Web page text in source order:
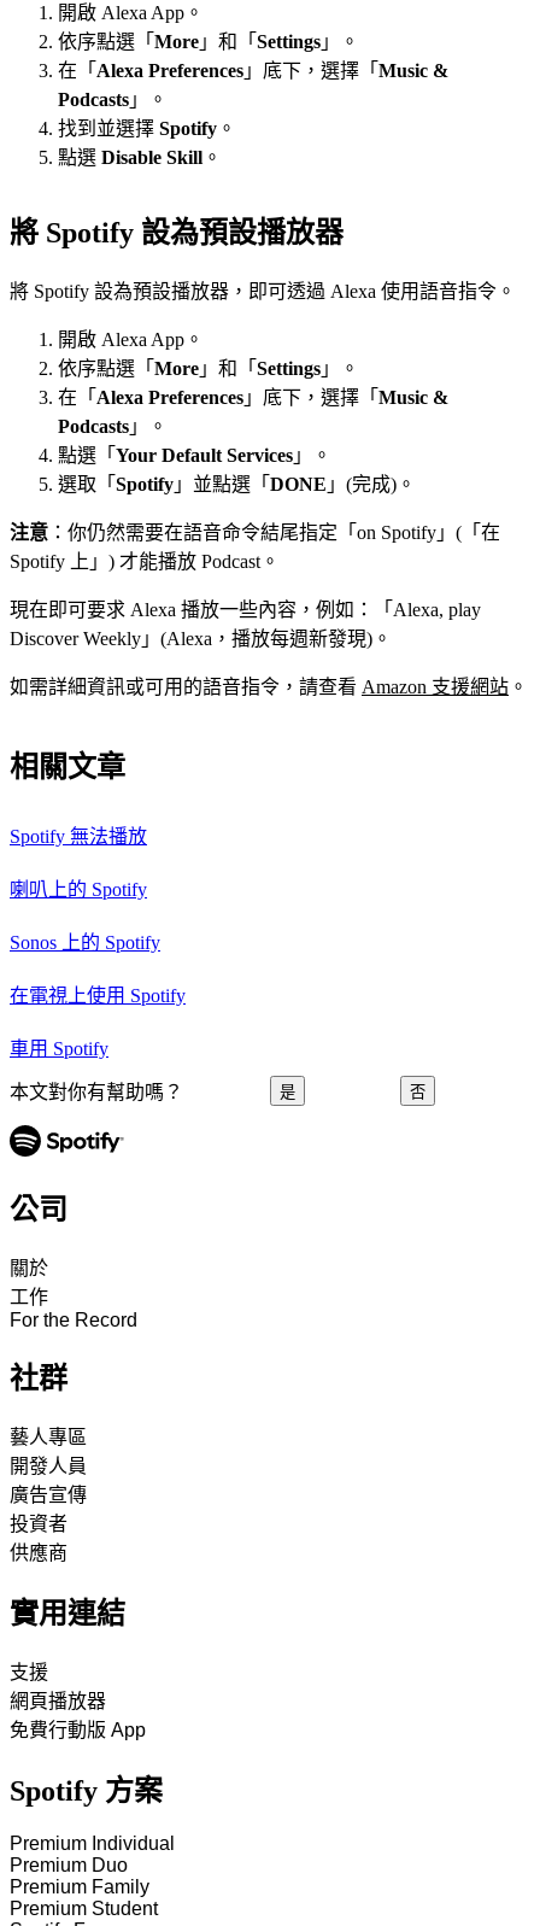
開啟 Alexa App。
依序點選「 More 」和「 Settings 」。
在「 Alexa Preferences 」底下，選擇「 Music &
Podcasts 」。
找到並選擇 Spotify 。
點選 Disable Skill 。
將 Spotify 設為預設播放器
將 Spotify 設為預設播放器，即可透過 Alexa 使用語音指令。
開啟 Alexa App。
依序點選「 More 」和「 Settings 」。
在「 Alexa Preferences 」底下，選擇「 Music &
Podcasts 」。
點選「 Your Default Services 」。
選取「 Spotify 」並點選「 DONE 」(完成)。
注意 ：你仍然需要在語音命令結尾指定「on Spotify」(「在
Spotify 上」) 才能播放 Podcast。
現在即可要求 Alexa 播放一些內容，例如：「Alexa, play
Discover Weekly」(Alexa，播放每週新發現)。
如需詳細資訊或可用的語音指令，請查看 Amazon 支援網站 。
相關文章
Spotify 無法播放
喇叭上的 Spotify
Sonos 上的 Spotify
在電視上使用 Spotify
車用 Spotify
本文對你有幫助嗎？ 是 否
公司
關於
工作
For the Record
社群
藝人專區
開發人員
廣告宣傳
投資者
供應商
實用連結
支援
網頁播放器
免費行動版 App
Spotify 方案
Premium Individual
Premium Duo
Premium Family
Premium Student